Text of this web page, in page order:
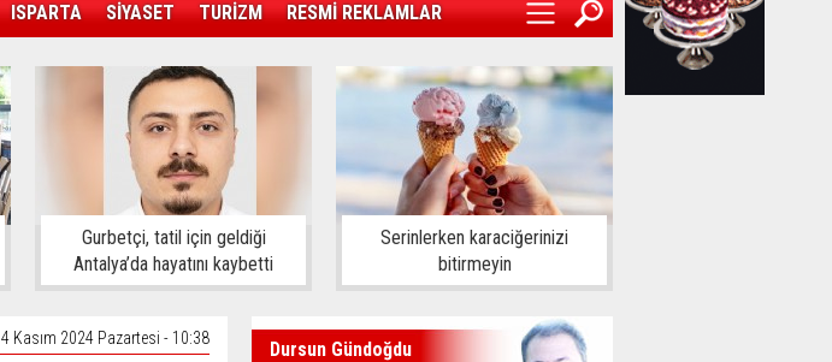
ISPARTA SİYASET TURİZM RESMİ REKLAMLAR
Gurbetçi, tatil için geldiği
Antalya’da hayatını kaybetti
Serinlerken karaciğerinizi
bitirmeyin
4 Kasım 2024 Pazartesi - 10:38
Dursun Gündoğdu